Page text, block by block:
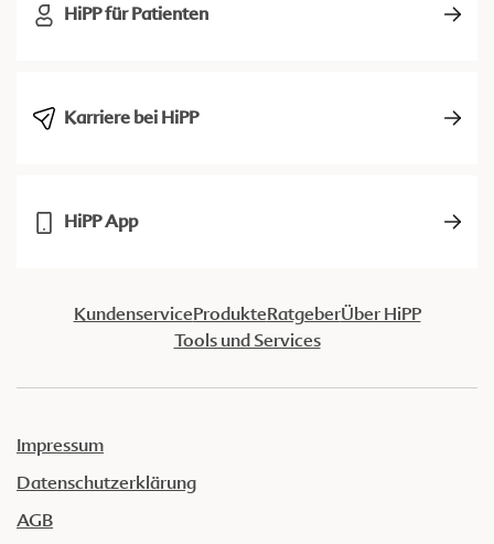
HiPP für Patienten
Karriere bei HiPP
HiPP App
KundenserviceProdukteRatgeberÜber HiPP
Tools und Services
Impressum
Datenschutzerklärung
AGB